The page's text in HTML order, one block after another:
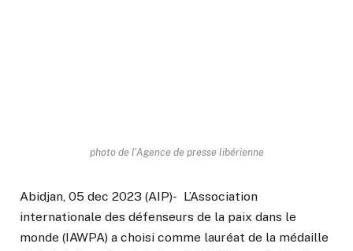
photo de l'Agence de presse libérienne
Abidjan, 05 dec 2023 (AIP)- L’Association
internationale des défenseurs de la paix dans le
monde (IAWPA) a choisi comme lauréat de la médaille